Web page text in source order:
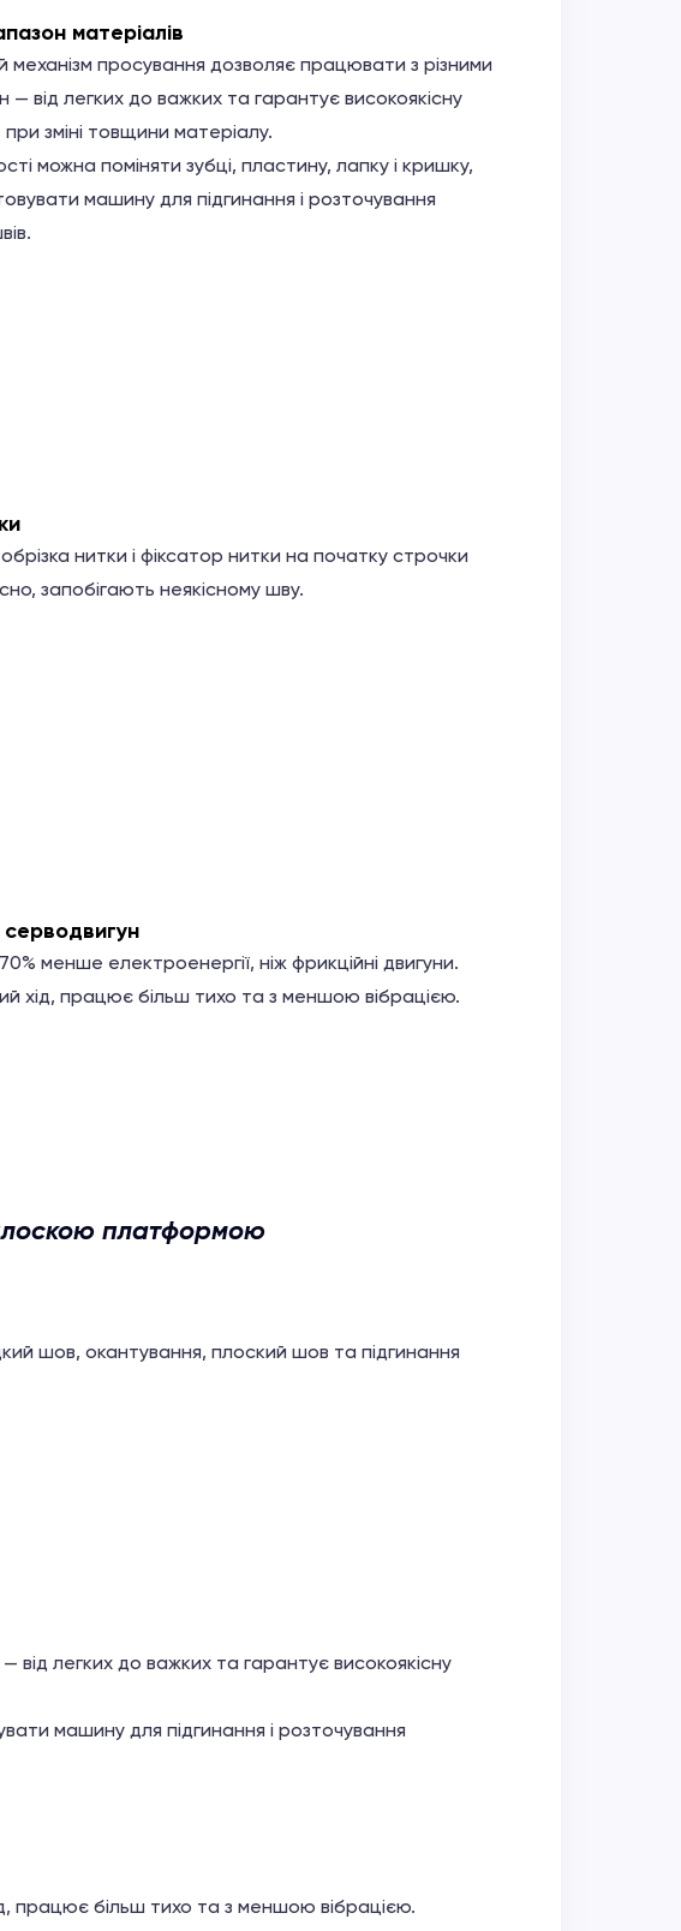
матеріалів
механізм просування дозволяє працювати з різними
— від легких до важких та гарантує високоякісну
при зміні товщини матеріалу.
можна поміняти зубці, пластину, лапку і кришку,
машину для підгинання і розточування
нитки і фіксатор нитки на початку строчки
запобігають неякісному шву.
менше електроенергії, ніж фрикційні двигуни.
хід, працює більш тихо та з меншою вібрацією.
платформою
шов, окантування, плоский шов та підгинання
легких до важких та гарантує високоякісну
машину для підгинання і розточування
працює більш тихо та з меншою вібрацією.